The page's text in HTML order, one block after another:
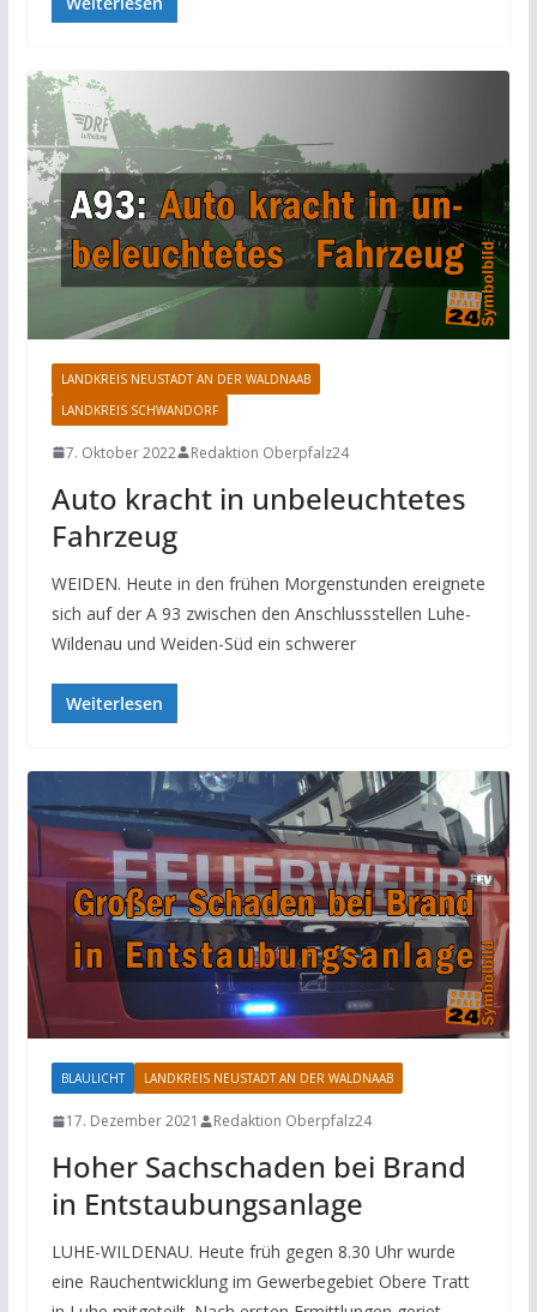
LANDKREIS NEUSTADT AN DER WALDNAAB
LANDKREIS SCHWANDORF
7. Oktober 2022 Redaktion Oberpfalz24
Auto kracht in unbeleuchtetes
Fahrzeug
WEIDEN. Heute in den frühen Morgenstunden ereignete
sich auf der A 93 zwischen den Anschlussstellen Luhe-
Wildenau und Weiden-Süd ein schwerer
Weiterlesen
BLAULICHT LANDKREIS NEUSTADT AN DER WALDNAAB
17. Dezember 2021 Redaktion Oberpfalz24
Hoher Sachschaden bei Brand
in Entstaubungsanlage
LUHE-WILDENAU. Heute früh gegen 8.30 Uhr wurde
eine Rauchentwicklung im Gewerbegebiet Obere Tratt